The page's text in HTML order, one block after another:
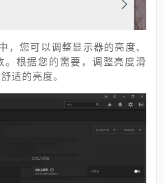
，您可以调整显示器的亮度、
。根据您的需要，调整亮度滑
适的亮度。